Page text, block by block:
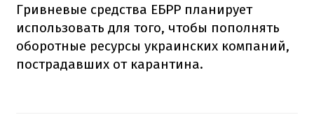
Гривневые средства ЕБРР планирует
использовать для того, чтобы пополнять
оборотные ресурсы украинских компаний,
пострадавших от карантина.